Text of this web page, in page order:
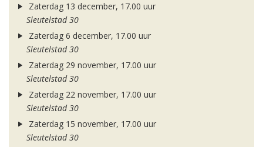
Zaterdag 13 december, 17.00 uur
Sleutelstad 30
Zaterdag 6 december, 17.00 uur
Sleutelstad 30
Zaterdag 29 november, 17.00 uur
Sleutelstad 30
Zaterdag 22 november, 17.00 uur
Sleutelstad 30
Zaterdag 15 november, 17.00 uur
Sleutelstad 30